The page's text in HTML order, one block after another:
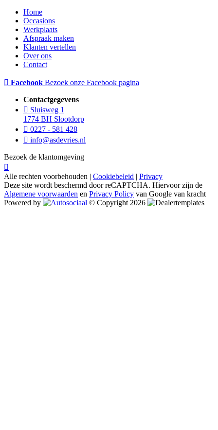
Home
Occasions
Werkplaats
Afspraak maken
Klanten vertellen
Over ons
Contact
Facebook Bezoek onze Facebook pagina
Contactgegevens
Sluisweg 1
1774 BH Slootdorp
0227 - 581 428
info@asdevries.nl
Bezoek de klantomgeving
Alle rechten voorbehouden | Cookiebeleid | Privacy
Deze site wordt beschermd door reCAPTCHA. Hiervoor zijn de
Algemene voorwaarden en Privacy Policy van Google van kracht
Powered by
© Copyright 2026